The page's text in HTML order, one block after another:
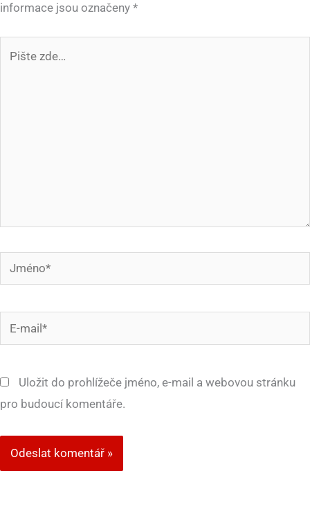
informace jsou označeny *
Jméno*
mail*
Uložit do prohlížeče jméno, e-mail a webovou stránku
pro budoucí komentáře.